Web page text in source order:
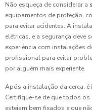
Não esqueça de considerar a
equipamentos de proteção,
para evitar acidentes. A
elétricas, e a segurança deve
experiência com instalações
profissional para evitar
por alguém mais experiente.
Após a instalação da cerca, é
Certifique-se de que todos
estejam bem fixados e que